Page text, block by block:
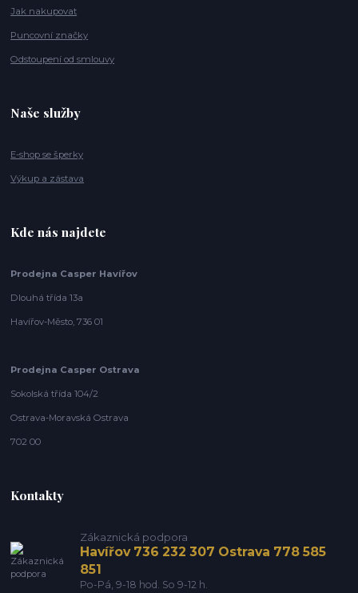
Jak nakupovat
Puncovní značky
Odstoupení od smlouvy
Naše služby
E-shop se šperky
Výkup a zástava
Kde nás najdete
Prodejna Casper Havířov
Dlouhá třída 13a
Havířov-Město, 736 01
Prodejna Casper Ostrava
Sokolská třída 104/2
Ostrava-Moravská Ostrava
702 00
Kontakty
Zákaznická podpora
Havířov 736 232 307 Ostrava 778 585
851
Po-Pá, 9-18 hod. So 9-12 h.